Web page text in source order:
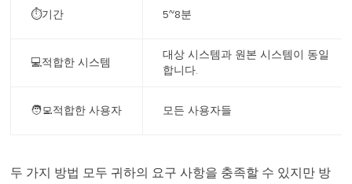
⏱️기간 5~8분
💻적합한 시스템
대상 시스템과 원본 시스템이 동일
합니다.
🧑‍💻적합한 사용자 모든 사용자들
두 가지 방법 모두 귀하의 요구 사항을 충족할 수 있지만 방